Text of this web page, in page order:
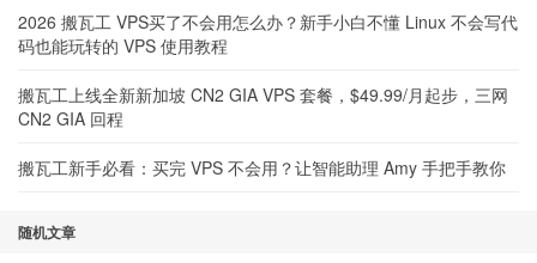
2026 搬瓦工 VPS买了不会用怎么办？新手小白不懂 Linux 不会写代
码也能玩转的 VPS 使用教程
搬瓦工上线全新新加坡 CN2 GIA VPS 套餐，$49.99/月起步，三网
CN2 GIA 回程
搬瓦工新手必看：买完 VPS 不会用？让智能助理 Amy 手把手教你
随机文章